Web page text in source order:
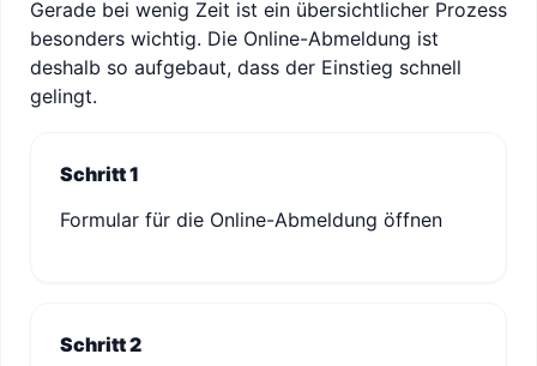
Gerade bei wenig Zeit ist ein übersichtlicher Prozess
besonders wichtig. Die Online-Abmeldung ist
deshalb so aufgebaut, dass der Einstieg schnell
gelingt.
Schritt 1
Formular für die Online-Abmeldung öffnen
Schritt 2